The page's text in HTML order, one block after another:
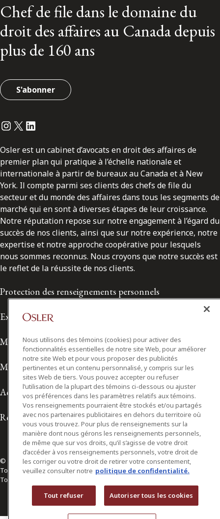
Chef de file dans le domaine du
droit des affaires au Canada depuis
plus de 160 ans
S'abonner
Instagram
Twitter
LinkedIn
Osler est un cabinet d’avocats en droit des affaires de
premier plan qui pratique à l’échelle nationale et
internationale à partir de bureaux au Canada et à New
York. Il compte parmi ses clients des chefs de file du
secteur et du monde des affaires dans tous les segments de
marché qui en sont à diverses étapes de leur croissance.
Notre réputation repose sur notre engagement à l’égard du
succès de nos clients, ainsi que sur notre expérience, notre
expertise et notre approche coopérative pour lesquels
nous sommes reconnus. Nous croyons que notre succès est
le reflet de la réussite de nos clients.
Protection des renseignements personnels
Exonération de responsabilité
Modalités de prestation de services
Modalités d'utilisation
Accessibilité
Relations avec les médias
© 2026 Osler, Hoskin & Harcourt S.E.N.C.R.L./s.r.l.
Tous droits réservés
Toronto | Montréal | Calgary | Vancouver | Ottawa | New York
Nous utilisons des témoins (cookies) pour activer des
fonctionnalités essentielles de notre site Web, pour améliorer
notre site Web et pour vous proposer des publicités
pertinentes et un contenu personnalisé, y compris sur les
sites Web de tiers. Vous pouvez accepter ou refuser
l’utilisation de la plupart des témoins ci-dessous ou ajuster
vos préférences dans les paramètres relatifs aux témoins.
Vos renseignements pourraient être stockés et/ou partagés
avec nos partenaires publicitaires en dehors du territoire où
vous vous trouvez. Pour plus de renseignements sur la
manière dont nous gérons les renseignements personnels,
de même que sur vos droits, qu’il s’agisse de votre droit
d’accéder à vos renseignements personnels, votre droit de
les corriger ou votre droit de retirer votre consentement,
veuillez consulter notre politique de confidentialité.
Tout refuser Autoriser tous les cookies